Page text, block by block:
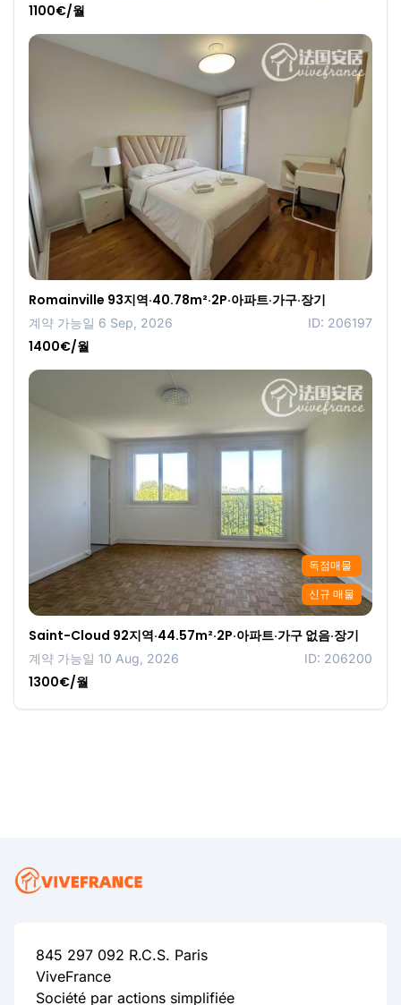
1100€/월
Romainville 93지역·40.78m²·2P·아파트·가구·장기
계약 가능일 6 Sep, 2026 ID: 206197
1400€/월
독점매물
신규 매물
Saint-Cloud 92지역·44.57m²·2P·아파트·가구 없음·장기
계약 가능일 10 Aug, 2026 ID: 206200
1300€/월
845 297 092 R.C.S. Paris
ViveFrance
Société par actions simplifiée